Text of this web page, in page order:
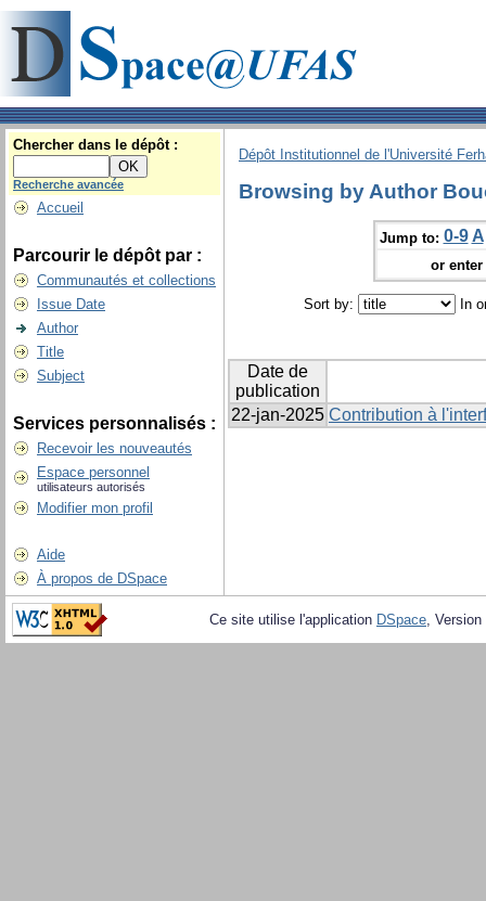
Chercher dans le dépôt :
Recherche avancée
Accueil
Parcourir le dépôt par :
Communautés et collections
Issue Date
Author
Title
Subject
Services personnalisés :
Recevoir les nouveautés
Espace personnel
utilisateurs autorisés
Modifier mon profil
Aide
À propos de DSpace
Dépôt Institutionnel de l'Université
Browsing by Author
Jump to: 0-9 A
or
Sort by: In
Date de
publication
22-jan-2025 Contribution à
Ce site utilise l'application DSpace,